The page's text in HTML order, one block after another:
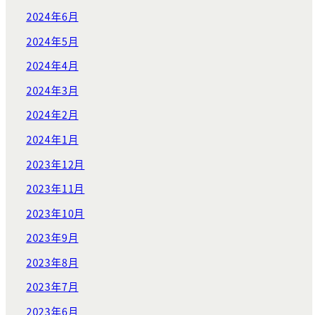
2024年6月
2024年5月
2024年4月
2024年3月
2024年2月
2024年1月
2023年12月
2023年11月
2023年10月
2023年9月
2023年8月
2023年7月
2023年6月